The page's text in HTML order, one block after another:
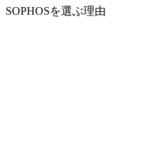
SOPHOSを選ぶ理由